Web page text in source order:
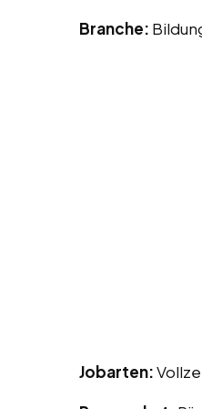
Branche:
Jobarten: